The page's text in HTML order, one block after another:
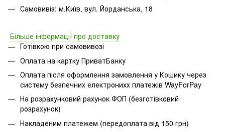
Самовивіз: м.Київ, вул. Йорданська, 18
Більше інформації про доставку
Готівкою при самовивозі
Оплата на картку ПриватБанку
Оплата після оформлення замовлення у Кошику через
систему безпечних електронихх платежів WayForPay
На розрахунковий рахунок ФОП (безготівковий
розрахунок)
Накладеним платежем (передоплата від 150 грн)